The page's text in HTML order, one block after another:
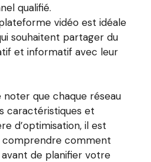
qualifié.
vidéo est idéale
souhaitent partager du
et informatif avec leur
noter que chaque réseau
caractéristiques et
d’optimisation, il est
comment
de planifier votre